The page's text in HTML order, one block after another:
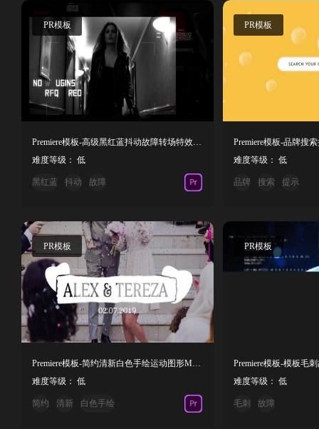
PR模板
难度等级： 低
黑红蓝 抖动 故障
PR模板
难度等级： 低
品牌 搜索 提示
PR模板
难度等级： 低
简约 清新 白色手绘
PR模板
难度等级： 低
毛刺 故障